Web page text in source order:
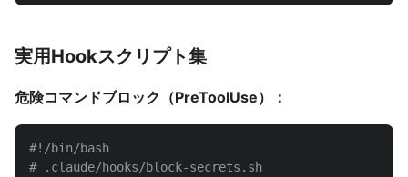
実用Hookスクリプト集
危険コマンドブロック（PreToolUse）：
#!/bin/bash
# .claude/hooks/block-secrets.sh